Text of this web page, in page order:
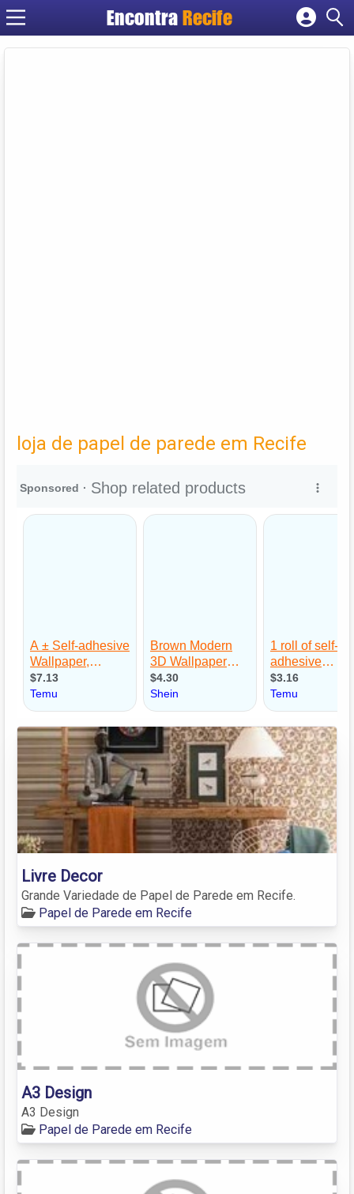
Encontra Recife
Cadastrar empresa
loja de papel de parede em Recife
Livre Decor
Grande Variedade de Papel de Parede em Recife.
Papel de Parede em Recife
A3 Design
A3 Design
Papel de Parede em Recife